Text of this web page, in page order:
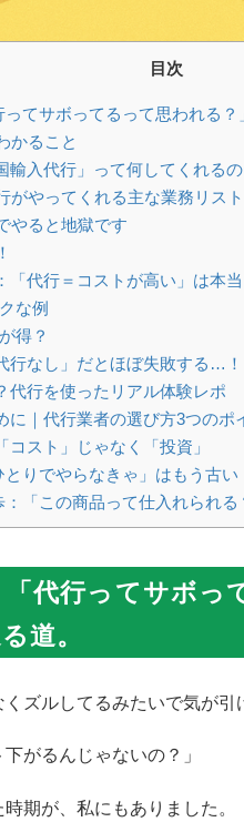
目次
てサボってるって思われる？
かること
入代行」って何してくれるの
がやってくれる主な業務リスト
やると地獄です
代行＝コストが高い」は本当
な例
得？
なし」だとほぼ失敗する…！
行を使ったリアル体験レポ
｜代行業者の選び方3つのポ
スト」じゃなく「投資」
りでやらなきゃ」はもう古い
「この商品って仕入れられる
代行ってサボっ
道。
くズルしてるみたいで気が引
がるんじゃないの？」
期が、私にもありました。